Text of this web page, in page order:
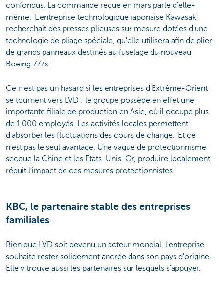
confondus. La commande reçue en mars parle d'elle-
même. 'L'entreprise technologique japonaise Kawasaki
recherchait des presses plieuses sur mesure dotées d'une
technologie de pliage spéciale, qu'elle utilisera afin de plier
de grands panneaux destinés au fuselage du nouveau
Boeing 777x."
Ce n'est pas un hasard si les entreprises d'Extrême-Orient
se tournent vers LVD : le groupe possède en effet une
importante filiale de production en Asie, où il occupe plus
de 1 000 employés. Les activités locales permettent
d'absorber les fluctuations des cours de change. 'Et ce
n'est pas le seul avantage. Une vague de protectionnisme
secoue la Chine et les États-Unis. Or, produire localement
réduit l'impact de ces mesures protectionnistes.'
KBC, le partenaire stable des entreprises
familiales
Bien que LVD soit devenu un acteur mondial, l'entreprise
souhaite rester solidement ancrée dans son pays d'origine.
Elle y trouve aussi les partenaires sur lesquels s'appuyer.